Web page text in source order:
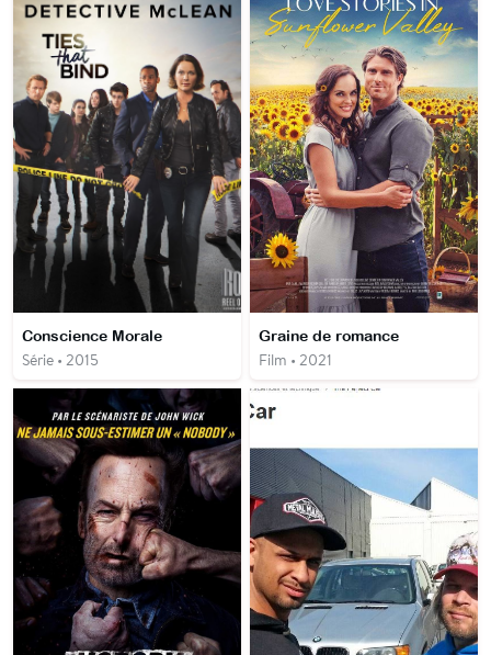
Conscience Morale
Série • 2015
Graine de romance
Film • 2021